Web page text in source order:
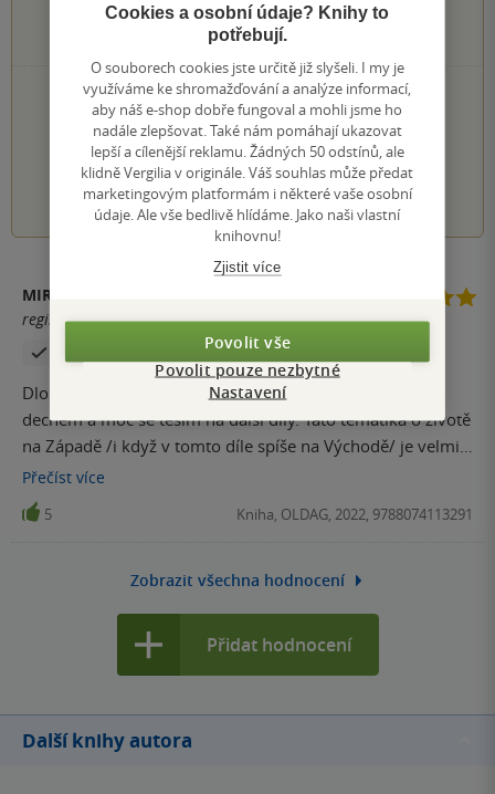
0×
2 hvězdičky
0×
1 hvezdička
PŘIDEJTE SVÉ HODNOCENÍ KNIHY
Hodnocení našich knihkupců: 0.0 z 5
1 2 3 4 5
MIRA
registrovaný uživatel
Dlouho očekávané pokračování jsem přečetla jedním
dechem a moc se těším na další díly. Tato tematika o životě
na Západě /i když v tomto díle spíše na Východě/ je velmi
zajímavá. Doporučuji.
Přečíst více
5 Kniha, OLDAG, 2022, 9788074113291
Zobrazit všechna hodnocení
Přidat hodnocení
Další knihy autora
Cookies a osobní údaje? Knihy to
potřebují.
O souborech cookies jste určitě již slyšeli. I my je
využíváme ke shromažďování a analýze informací,
aby náš e-shop dobře fungoval a mohli jsme ho
nadále zlepšovat. Také nám pomáhají ukazovat
lepší a cílenější reklamu. Žádných 50 odstínů, ale
klidně Vergilia v originále. Váš souhlas může předat
marketingovým platformám i některé vaše osobní
údaje. Ale vše bedlivě hlídáme. Jako naši vlastní
knihovnu!
Zjistit více
Povolit vše
Povolit pouze nezbytné
Nastavení